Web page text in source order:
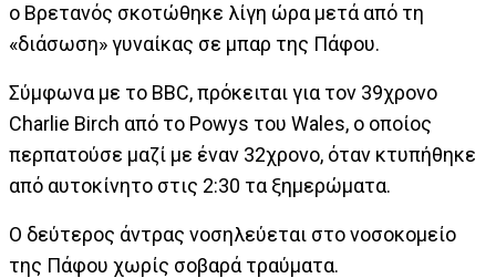
ο Βρετανός σκοτώθηκε λίγη ώρα μετά από τη
«διάσωση» γυναίκας σε μπαρ της Πάφου.
Σύμφωνα με το BBC, πρόκειται για τον 39χρονο
Charlie Birch από το Powys του Wales, ο οποίος
περπατούσε μαζί με έναν 32χρονο, όταν κτυπήθηκε
από αυτοκίνητο στις 2:30 τα ξημερώματα.
Ο δεύτερος άντρας νοσηλεύεται στο νοσοκομείο
της Πάφου χωρίς σοβαρά τραύματα.